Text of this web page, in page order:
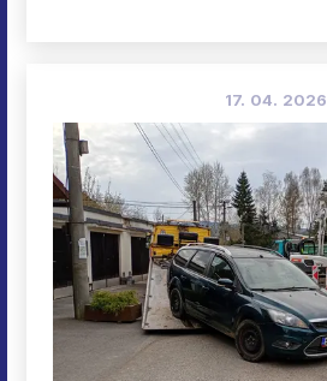
17. 04. 2026